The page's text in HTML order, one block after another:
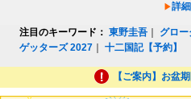
詳
注目のキーワード： 東野圭吾 グロー
ゲッターズ 2027 ｜十二国記【予約】
【ご案内】お盆